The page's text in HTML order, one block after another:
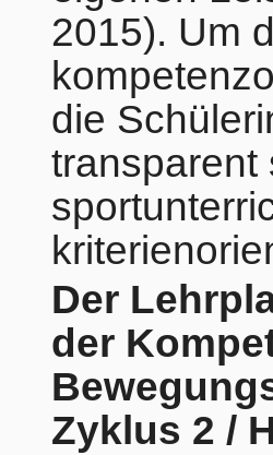
2015). Um
die
transparent
Der
der
Zyklus 2 /